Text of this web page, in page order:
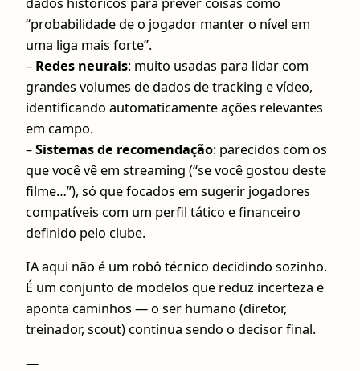
“probabilidade de o jogador manter o nível em
uma liga mais forte”.
– Redes neurais: muito usadas para lidar com
grandes volumes de dados de tracking e vídeo,
identificando automaticamente ações relevantes
em campo.
–Sistemas de recomendação: parecidos com os
que você vê em streaming (“se você gostou deste
filme…”), só que focados em sugerir jogadores
compatíveis com um perfil tático e financeiro
definido pelo clube.
IA aqui não é um robô técnico decidindo sozinho.
É um conjunto de modelos que reduz incerteza e
aponta caminhos — o ser humano (diretor,
treinador, scout) continua sendo o decisor final.
—